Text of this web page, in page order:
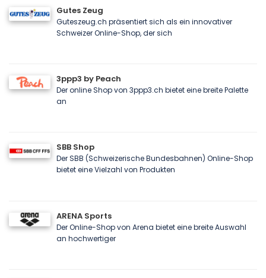
Gutes Zeug
Guteszeug.ch präsentiert sich als ein innovativer
Schweizer Online-Shop, der sich
3ppp3 by Peach
Der online Shop von 3ppp3.ch bietet eine breite Palette
an
SBB Shop
Der SBB (Schweizerische Bundesbahnen) Online-Shop
bietet eine Vielzahl von Produkten
ARENA Sports
Der Online-Shop von Arena bietet eine breite Auswahl
an hochwertiger